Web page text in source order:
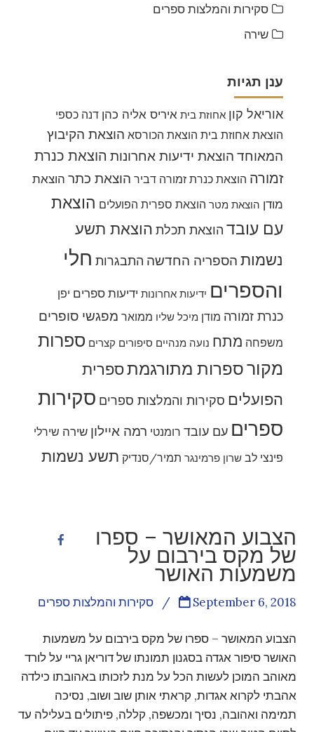
סקירות והמלצות ספרים
שירה
ענן תגיות
אוריאל קון אחוזת בית איריס אליה כהן דנה כספי
הוצאת אחוזת בית הוצאת הכורסא הוצאת הקיבוץ
המאוחד הוצאת ידיעות אחרונות הוצאת כנרת
זמורה הוצאת כנרת זמורה דביר הוצאת כתר הוצאת
מודן הוצאת מטר הוצאת ספרית הפועלים הוצאת
עם עובד הוצאת תכלת הוצאת תשע
נשמות הספריה החדשה התבגרות חלי
והספרים ידיעות אחרונות ידיעות ספרים יפן
כנרת זמורה מודן מיכל שליו ממואר מפגשי סופרים
משפחה מתח נועה מנהיים סיפורים קצרים ספרות
מקורספרות מתורגמתספרית
הפועלים סקירות והמלצות ספרים סקירות
ספרים עם עובד רומנטי רמה איילון שירה שירלי
פינצי לב שרון פרמינגר תמיר/סנדיק תשע נשמות
הצבוע המאושר – ספרו
של מקס בירבום על
משמעות האושר
סקירות והמלצות ספרים / September 6, 2018
הצבוע המאושר – ספרו של מקס בירבום על משמעות
האושר סיפור אגדה בסגנון תמונתו של דוריאן גריי על לורד
מאוהב המוכן לעשות הכל על מנת לזכותו באהובתו כילדה
אהבתי לקרוא אגדות, קראתי אותן שוב ושוב, נסיכה
תמימה ואהובה, נסיך ומכשפה, קללה, פיתולים בעלילה עד